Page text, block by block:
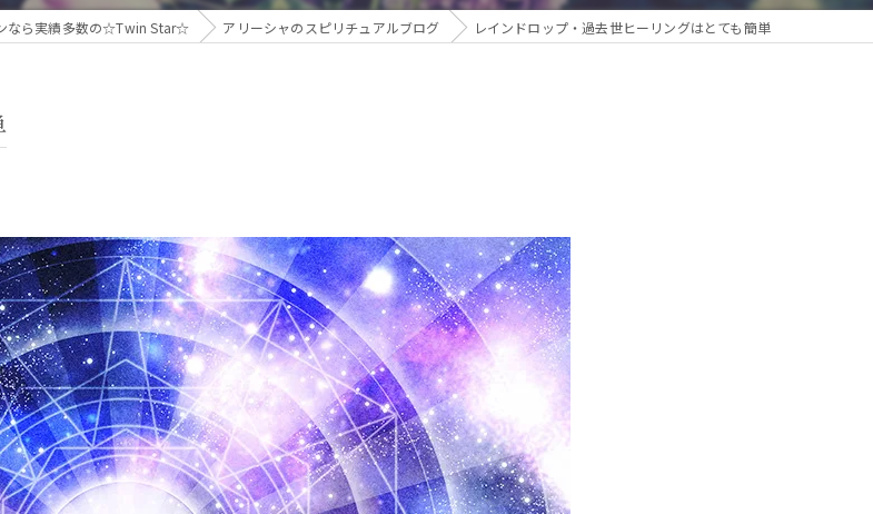
なら実績多数の☆Twin Star☆ アリーシャのスピリチュアルブログ レインドロップ・過去世ヒーリングはとても簡単